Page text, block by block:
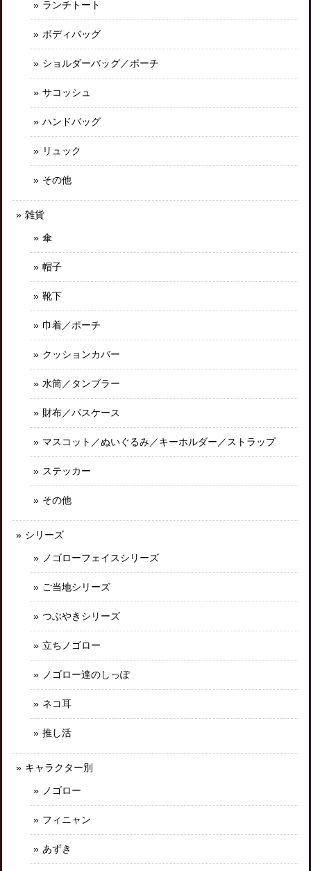
ランチトート
ボディバッグ
ショルダーバッグ／ポーチ
サコッシュ
ハンドバッグ
リュック
その他
雑貨
傘
帽子
靴下
巾着／ポーチ
クッションカバー
水筒／タンブラー
財布／パスケース
マスコット／ぬいぐるみ／キーホルダー／ストラップ
ステッカー
その他
シリーズ
ノゴローフェイスシリーズ
ご当地シリーズ
つぶやきシリーズ
立ちノゴロー
ノゴロー達のしっぽ
ネコ耳
推し活
キャラクター別
ノゴロー
フィニャン
あずき